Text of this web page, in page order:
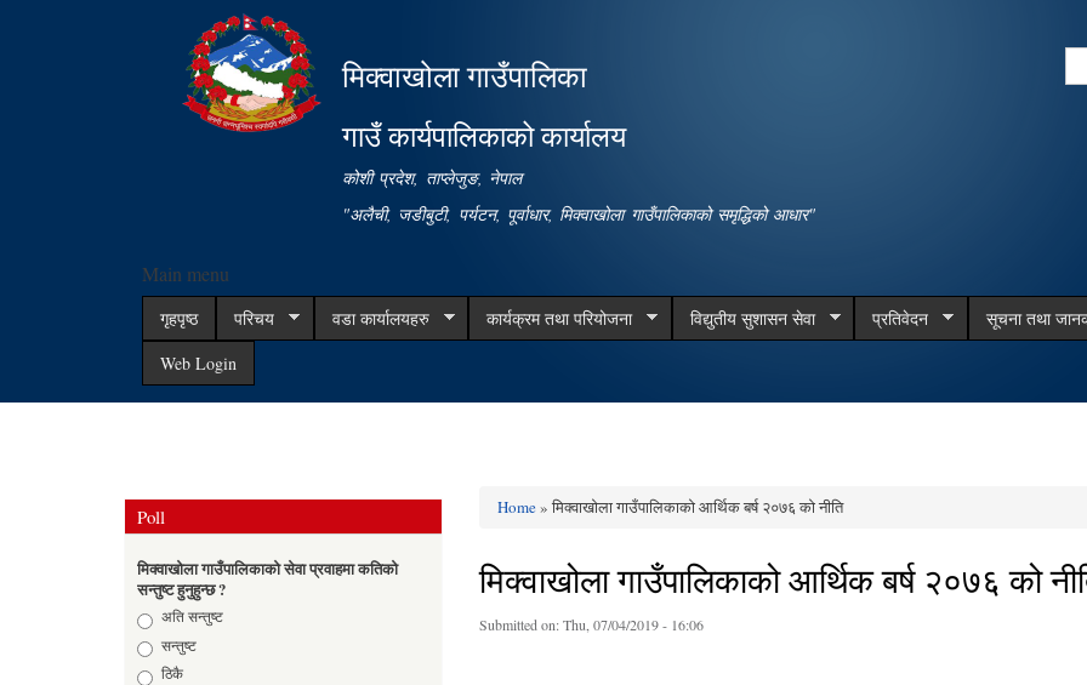
मिक्वाखोला गाउँपालिका
गाउँ कार्यपालिकाको कार्यालय
कोशी प्रदेश, ताप्लेजुङ, नेपाल
"अलैची, जडीबुटी, पर्यटन, पूर्वाधार, मिक्वाखोला गाउँपालिकाको समृद्धिको आधार"
Main menu
गृहपृष्ठ परिचय वडा कार्यालयहरु कार्यक्रम तथा परियोजना विद्युतीय सुशासन सेवा प्रतिवेदन
सूचना तथा
Web Login
Poll
मिक्वाखोला गाउँपालिकाको सेवा प्रवाहमा कतिको
सन्तुष्ट हुनुहुन्छ ?
Choicesअति सन्तुष्ट
सन्तुष्ट
ठिकै
Home» मिक्वाखोला गाउँपालिकाको आर्थिक बर्ष २०७६ को नीति
मिक्वाखोला गाउँपालिकाको आर्थिक बर्ष २०७६ को
Submitted on:Thu, 07/04/2019 - 16:06